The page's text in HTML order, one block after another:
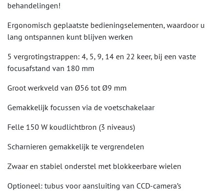
behandelingen!
Ergonomisch geplaatste bedieningselementen, waardoor u
lang ontspannen kunt blijven werken
5 vergrotingstrappen: 4, 5, 9, 14 en 22 keer, bij een vaste
focusafstand van 180 mm
Groot werkveld van Ø56 tot Ø9 mm
Gemakkelijk focussen via de voetschakelaar
Felle 150 W koudlichtbron (3 niveaus)
Scharnieren gemakkelijk te vergrendelen
Zwaar en stabiel onderstel met blokkeerbare wielen
Optioneel: tubus voor aansluiting van CCD-camera’s